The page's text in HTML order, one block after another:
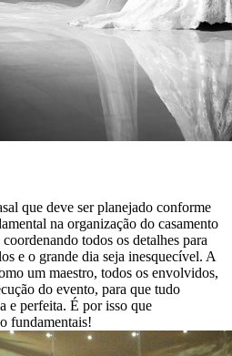
que deve ser planejado conforme
na organização do casamento
todos os detalhes para
e o grande dia seja inesquecível. A
um maestro, todos os envolvidos,
do evento, para que tudo
e perfeita. É por isso que
fundamentais!